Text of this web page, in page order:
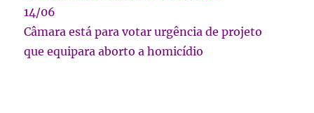
14/06
Câmara está para votar urgência de projeto
que equipara aborto a homicídio